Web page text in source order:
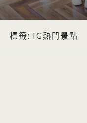
標籤: IG熱門景點